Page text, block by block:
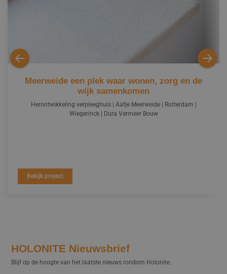
Meerweide een plek waar wonen, zorg en de
wijk samenkomen
Herontwikkeling verpleeghuis | Aafje Meerweide | Rotterdam |
Wiegerinck | Dura Vermeer Bouw
Bekijk project
HOLONITE Nieuwsbrief
Blijf op de hoogte van het laatste nieuws rondom Holonite.